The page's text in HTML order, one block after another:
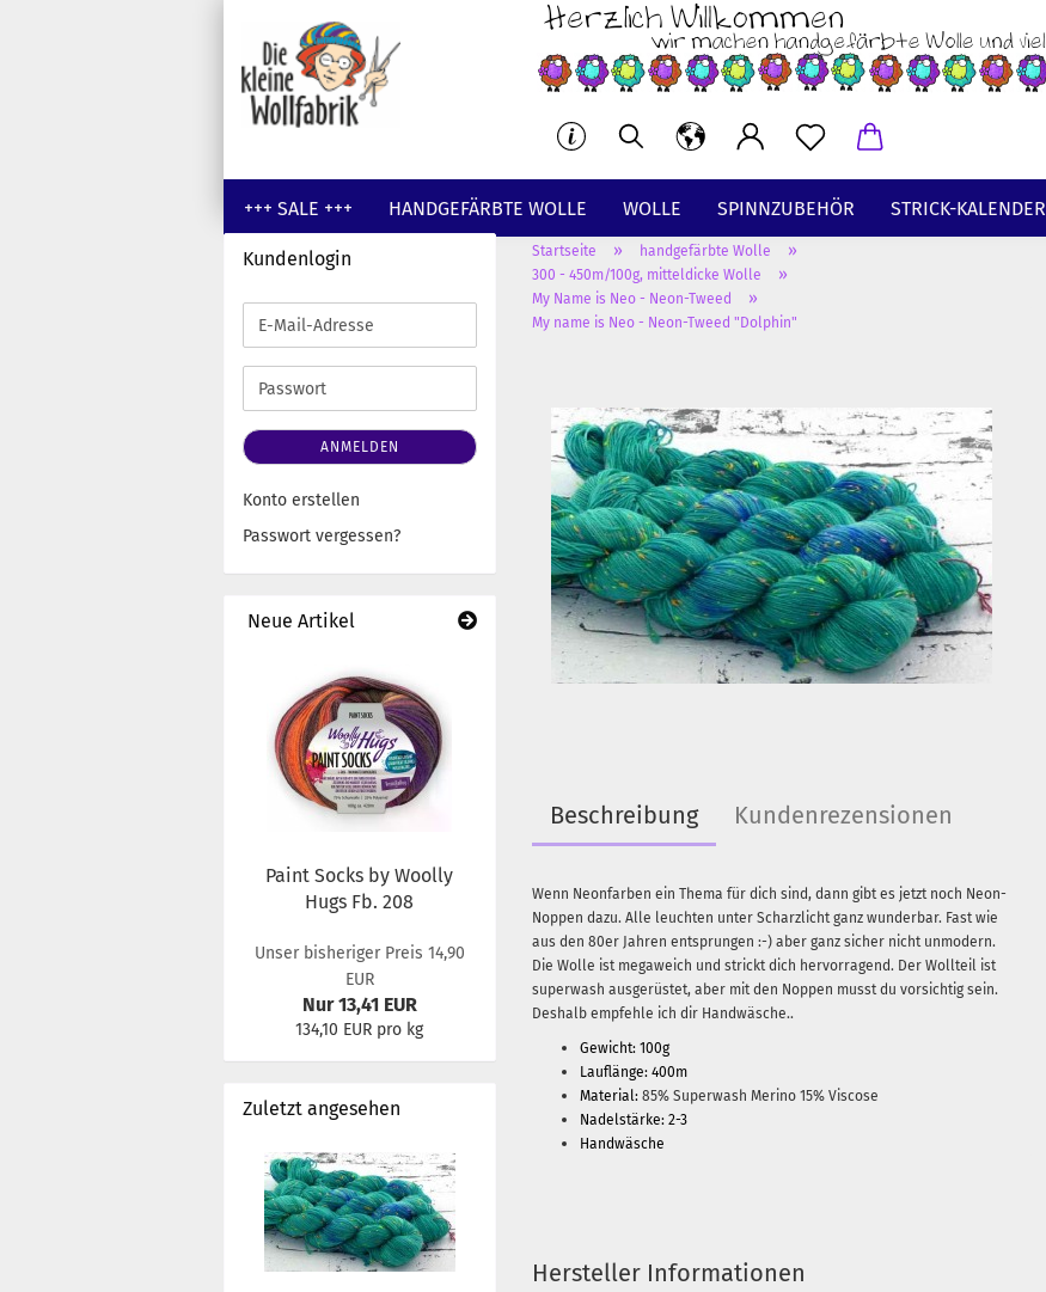
+++ SALE +++ HANDGEFÄRBTE WOLLE WOLLE SPINNZUBEHÖR STRICK-KALENDER
GUTSCHEINE WOLLE UNGEFÄRBT
Startseite » handgefärbte Wolle »
300 - 450m/100g, mitteldicke Wolle »
My Name is Neo - Neon-Tweed »
My name is Neo - Neon-Tweed "Dolphin"
Beschreibung Kundenrezensionen
Wenn Neonfarben ein Thema für dich sind, dann gibt es jetzt noch Neon-
Noppen dazu. Alle leuchten unter Scharzlicht ganz wunderbar. Fast wie
aus den 80er Jahren entsprungen :-) aber ganz sicher nicht unmodern.
Die Wolle ist megaweich und strickt dich hervorragend. Der Wollteil ist
superwash ausgerüstet, aber mit den Noppen musst du vorsichtig sein.
Deshalb empfehle ich dir Handwäsche..
Gewicht: 100g
Lauflänge: 400m
Material: 85% Superwash Merino 15% Viscose
Nadelstärke: 2-3
Handwäsche
Hersteller Informationen
Kundenlogin
E-
Mail-
Adresse
Passwort
ANMELDEN
Konto erstellen
Passwort vergessen?
Neue Artikel
Paint Socks by Woolly
Hugs Fb. 208
Unser bisheriger Preis 14,90
EUR
Nur 13,41 EUR
134,10 EUR pro kg
Zuletzt angesehen